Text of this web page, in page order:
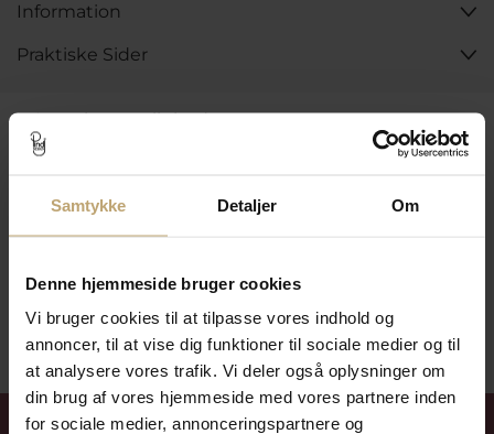
Samtykke Detaljer Om
Denne hjemmeside bruger cookies
Vi bruger cookies til at tilpasse vores indhold og
annoncer, til at vise dig funktioner til sociale medier og til
at analysere vores trafik. Vi deler også oplysninger om
din brug af vores hjemmeside med vores partnere inden
for sociale medier, annonceringspartnere og
Information
Praktiske Sider
Leveringsmuligheder
Betalingsmuligheder
Sikker Og Tryg E-Handel
Få 15%velkomstrabat